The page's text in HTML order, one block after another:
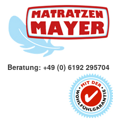
Beratung: +49 (0) 6192 295704